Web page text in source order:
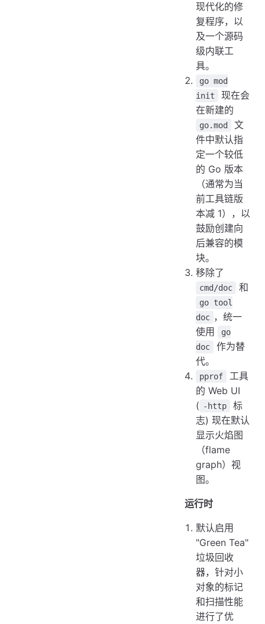
现代化的修
复程序，以
及一个源码
级内联工
具。
go mod
init
现在会
在新建的
go.mod
文
件中默认指
定一个较低
的 Go 版本
（通常为当
前工具链版
本减 1），以
鼓励创建向
后兼容的模
块。
移除了
cmd/doc 和
go tool
doc ，统一
使用
go
doc
作为替
代。
pprof
工具
的 Web UI
( -http
标
志) 现在默认
显示火焰图
（flame
graph）视
图。
运行时
默认启用
"Green Tea"
垃圾回收
器，针对小
对象的标记
和扫描性能
进行了优